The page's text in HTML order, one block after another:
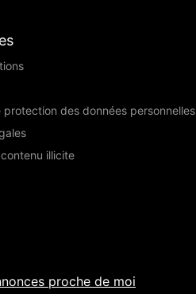
protection des données personnelles
illicite
proche de moi